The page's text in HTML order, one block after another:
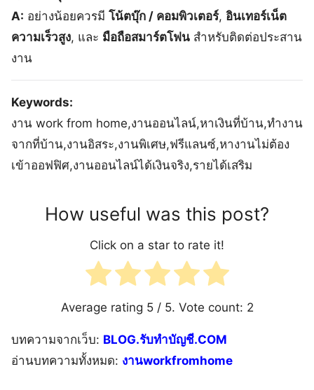
A: อย่างน้อยควรมี โน้ตบุ๊ก / คอมพิวเตอร์, อินเทอร์เน็ต
ความเร็วสูง, และ มือถือสมาร์ตโฟน สำหรับติดต่อประสาน
งาน
Keywords:
งาน work from home,งานออนไลน์,หาเงินที่บ้าน,ทำงาน
จากที่บ้าน,งานอิสระ,งานพิเศษ,ฟรีแลนซ์,หางานไม่ต้อง
เข้าออฟฟิศ,งานออนไลน์ได้เงินจริง,รายได้เสริม
How useful was this post?
Click on a star to rate it!
Average rating 5/ 5. Vote count: 2
บทความจากเว็บ: BLOG.รับทำบัญชี.COM
อ่านบทความทั้งหมด: งานworkfromhome